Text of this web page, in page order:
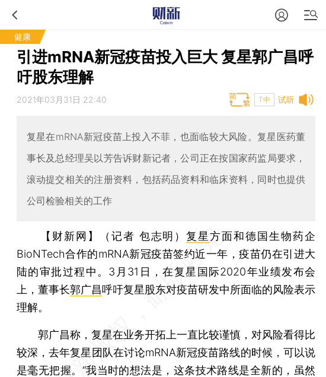
健康
引进mRNA新冠疫苗投入巨大 复星郭广昌呼
吁股东理解
试听
2021年03月31日 22:40 T中
复星在mRNA新冠疫苗上投入不菲，也面临较大风险。复星医药董
事长及总经理吴以芳告诉财新记者，公司正在按国家药监局要求，
滚动提交相关的注册资料，包括药品资料和临床资料，同时也提供
公司检验相关的工作
【财新网】（记者 包志明）复星方面和德国生物药企
BioNTech合作的mRNA新冠疫苗签约近一年，疫苗仍在引进大
陆的审批过程中。3月31日，在复星国际2020年业绩发布会
上，董事长郭广昌呼吁复星股东对疫苗研发中所面临的风险表示
理解。
郭广昌称，复星在业务开拓上一直比较谨慎，对风险看得比
较深，去年复星团队在讨论mRNA新冠疫苗路线的时候，可以说
是毫无把握。“我当时的想法是，这条技术路线是全新的，虽然